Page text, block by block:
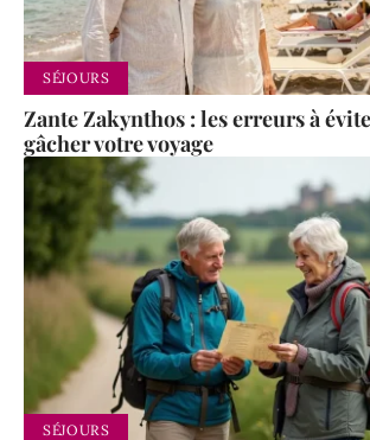
SÉJOURS
Zante Zakynthos : les erreurs à
gâcher votre voyage
SÉJOURS